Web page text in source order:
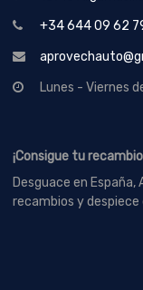
+34 644 09 62
Lunes - Viernes
¡Consigue tu
Desguace en España,
recambios y